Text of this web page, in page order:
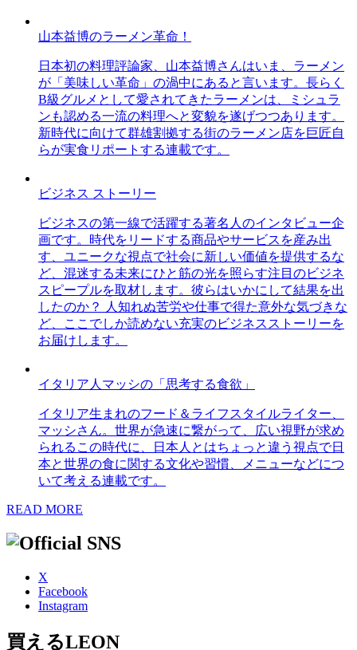
山本益博のラーメン革命！
日本初の料理評論家、山本益博さんはいま、ラーメン
が「美味しい革命」の渦中にあると言います。長らく
B級グルメとして愛されてきたラーメンは、ミシュラ
ンも認める一流の料理へと変貌を遂げつつあります。
新時代に向けて群雄割拠する街のラーメン店を巨匠自
らが実食リポートする連載です。
ビジネス ストーリー
ビジネスの第一線で活躍する著名人のインタビュー企
画です。時代をリードする商品やサービスを産み出
す、ユニークな視点で社会に新しい価値を提供するな
ど、混迷する未来にひと筋の光を照らす注目のビジネ
スピープルを取材します。彼らはいかにして結果を出
したのか？ 人知れぬ苦労や仕事で得た意外な気づきな
ど、ここでしか読めない充実のビジネスストーリーを
お届けします。
イタリア人マッシの「思考する食欲」
イタリア生まれのフード＆ライフスタイルライター、
マッシさん。世界が急速に繋がって、広い視野が求め
られるこの時代に、日本人とはちょっと違う視点で日
本と世界の食に関する文化や習慣、メニューなどにつ
いて考える連載です。
READ MORE
X
Facebook
Instagram
買えるLEON